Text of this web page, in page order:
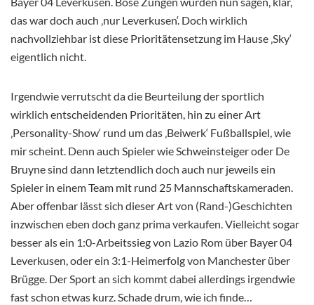
das war doch auch ‚nur Leverkusen‘. Doch wirklich
nachvollziehbar ist diese Prioritätensetzung im Hause ‚Sky‘
eigentlich nicht.
Irgendwie verrutscht da die Beurteilung der sportlich
wirklich entscheidenden Prioritäten, hin zu einer Art
‚Personality-Show‘ rund um das ‚Beiwerk‘ Fußballspiel, wie
mir scheint. Denn auch Spieler wie Schweinsteiger oder De
Bruyne sind dann letztendlich doch auch nur jeweils ein
Spieler in einem Team mit rund 25 Mannschaftskameraden.
Aber offenbar lässt sich dieser Art von (Rand-)Geschichten
inzwischen eben doch ganz prima verkaufen. Vielleicht sogar
besser als ein 1:0-Arbeitssieg von Lazio Rom über Bayer 04
Leverkusen, oder ein 3:1-Heimerfolg von Manchester über
Brügge. Der Sport an sich kommt dabei allerdings irgendwie
fast schon etwas kurz. Schade drum, wie ich finde…